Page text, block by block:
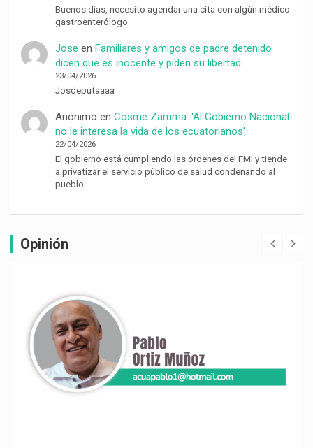
Buenos días, necesito agendar una cita con algún médico
gastroenterólogo
Jose en Familiares y amigos de padre detenido
dicen que es inocente y piden su libertad
23/04/2026
Josdeputaaaa
Anónimo en Cosme Zaruma: ‘Al Gobierno Nacional
no le interesa la vida de los ecuatorianos’
22/04/2026
El gobierno está cumpliendo las órdenes del FMI y tiende
a privatizar el servicio público de salud condenando al
pueblo…
Opinión